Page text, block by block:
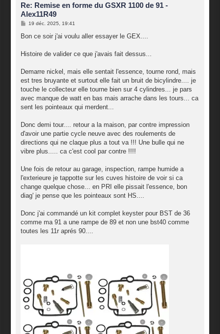
Re: Remise en forme du GSXR 1100 de 91 -
Alex11R49
M
s
g
19 déc. 2025, 19:41
Bon ce soir j'ai voulu aller essayer le GEX....
Histoire de valider ce que j'avais fait dessus...
Demarre nickel, mais elle sentait l'essence, tourne rond, mais
est tres bruyante et surtout elle fait un bruit de bicylindre.... je
touche le collecteur elle tourne bien sur 4 cylindres... je pars
avec manque de watt en bas mais arrache dans les tours... ca
sent les pointeaux qui merdent...
Donc demi tour.... retour a la maison, par contre impression
d'avoir une partie cycle neuve avec des roulements de
directions qui ne claque plus a tout va !!! Une bulle qui ne
vibre plus..... ca c'est cool par contre !!!!
Une fois de retour au garage, inspection, rampe humide a
l'exterieure je tappotte sur les cuves histoire de voir si ca
change quelque chose... en PRI elle pissait l'essence, bon
diag' je pense que les pointeaux sont HS....
Donc j'ai commandé un kit complet keyster pour BST de 36
comme ma 91 a une rampe de 89 et non une bst40 comme
toutes les 11r aprés 90....